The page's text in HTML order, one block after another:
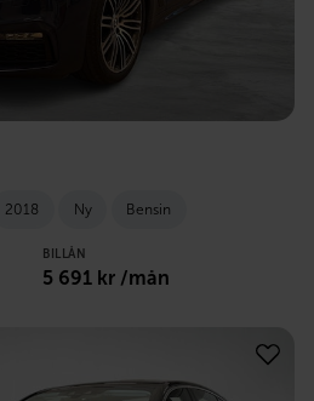
2018 Ny Bensin
BILLÅN
5 691 kr /mån